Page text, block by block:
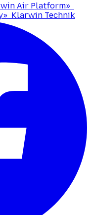
Air Platform»
» Klarwin Technik